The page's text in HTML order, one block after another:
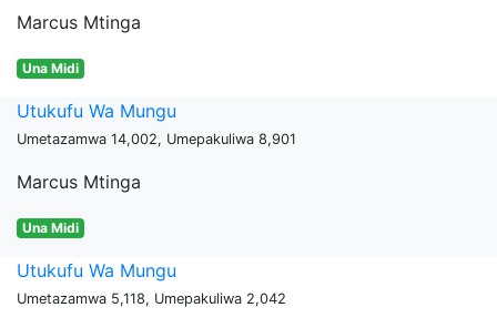
Marcus Mtinga
Una Midi
Utukufu Wa Mungu
Umetazamwa 14,002, Umepakuliwa 8,901
Marcus Mtinga
Una Midi
Utukufu Wa Mungu
Umetazamwa 5,118, Umepakuliwa 2,042